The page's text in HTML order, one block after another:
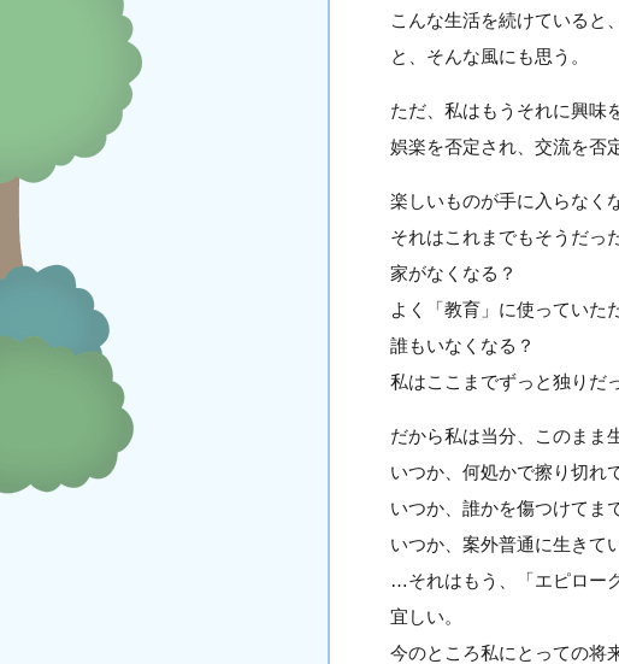
こんな生活を続けていると
と、そんな風にも思う。
ただ、私はもうそれに興味
娯楽を否定され、交流を否
楽しいものが手に入らなく
それはこれまでもそうだった
家がなくなる？
よく「教育」に使っていた
誰もいなくなる？
私はここまでずっと独りだ
だから私は当分、このまま
いつか、何処かで擦り切れ
いつか、誰かを傷つけてま
いつか、案外普通に生きて
…それはもう、「エピロー
宜しい。
今のところ私にとっての将